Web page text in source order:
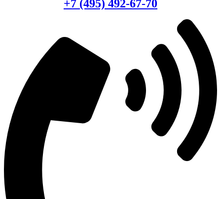
+7 (495) 492-67-70